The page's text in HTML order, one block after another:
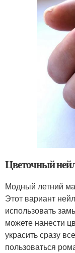
Цветочный
Модный летний
Этот вариант
использовать
можете нанести
украсить сразу
пользоваться